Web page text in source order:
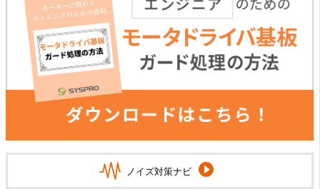
ノイズ対策ナビ